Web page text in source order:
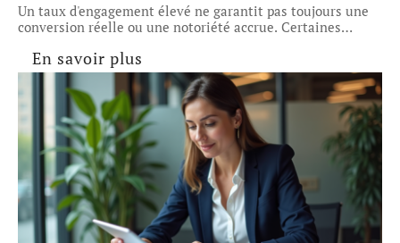
Un taux d'engagement élevé ne garantit pas toujours une
conversion réelle ou une notoriété accrue. Certaines…
En savoir plus